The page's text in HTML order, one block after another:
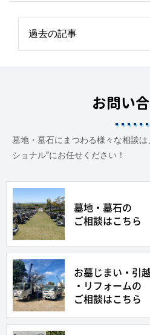
お問い
墓地・墓石にまつわる様々な相談は
ショナル”にお任せください！
墓地・墓石の
ご相談はこちら
お墓じまい・引
・リフォームの
ご相談はこちら